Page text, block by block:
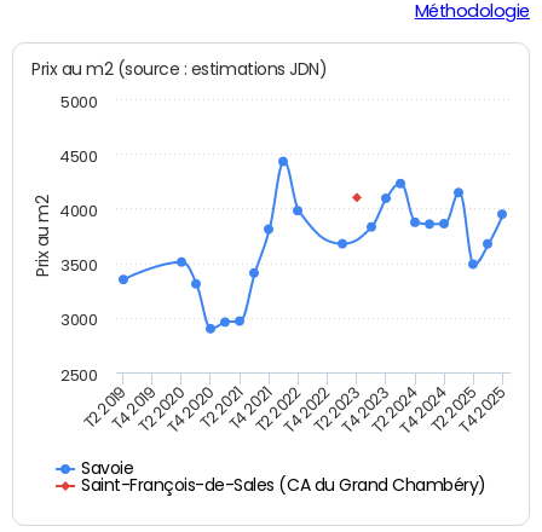
Méthodologie
Prix au m2
Prix au m2 (source : estimations JDN)
Savoie
Saint-François-de-Sales (CA du Grand Chambéry)
T2 2019T4 2019T2 2020T4 2020T2 2021T4 2021T2 2022T4 2022T2 2023T4 2023T2 2024T4 2024T2 2025T4 2025
2500
3000
3500
4000
4500
5000